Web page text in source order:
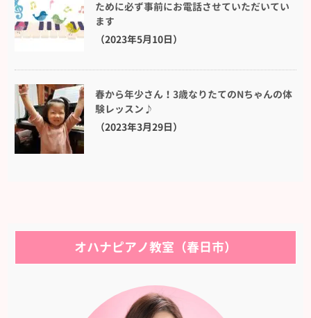
ために必ず事前にお電話させていただいてい
ます
（2023年5月10日）
春から年少さん！3歳なりたてのNちゃんの体
験レッスン♪
（2023年3月29日）
オハナピアノ教室（春日市）